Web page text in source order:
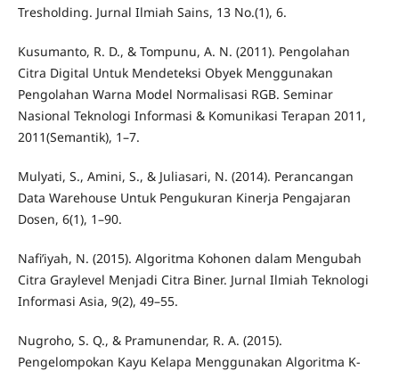
Tresholding. Jurnal Ilmiah Sains, 13 No.(1), 6.
Kusumanto, R. D., & Tompunu, A. N. (2011). Pengolahan
Citra Digital Untuk Mendeteksi Obyek Menggunakan
Pengolahan Warna Model Normalisasi RGB. Seminar
Nasional Teknologi Informasi & Komunikasi Terapan 2011,
2011(Semantik), 1–7.
Mulyati, S., Amini, S., & Juliasari, N. (2014). Perancangan
Data Warehouse Untuk Pengukuran Kinerja Pengajaran
Dosen, 6(1), 1–90.
Nafi’iyah, N. (2015). Algoritma Kohonen dalam Mengubah
Citra Graylevel Menjadi Citra Biner. Jurnal Ilmiah Teknologi
Informasi Asia, 9(2), 49–55.
Nugroho, S. Q., & Pramunendar, R. A. (2015).
Pengelompokan Kayu Kelapa Menggunakan Algoritma K-